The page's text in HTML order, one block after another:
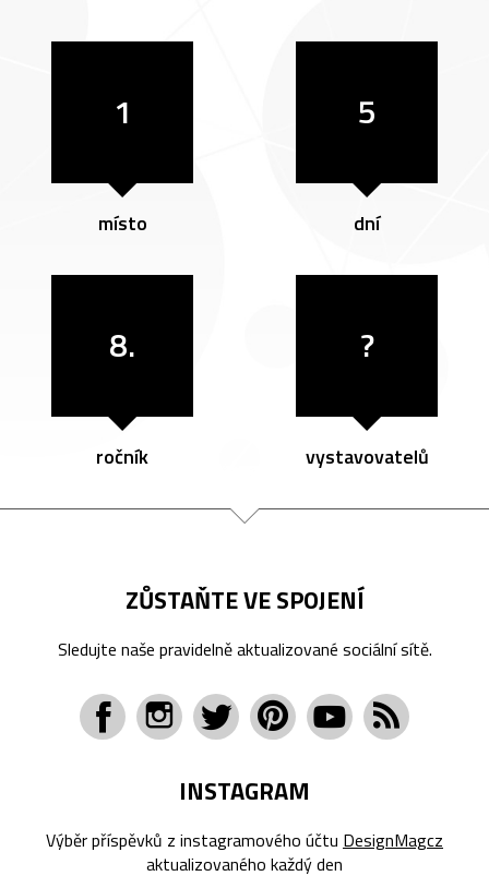
1
místo
5
dní
8.
ročník
?
vystavovatelů
ZŮSTAŇTE VE SPOJENÍ
Sledujte naše pravidelně aktualizované sociální sítě.
INSTAGRAM
Výběr příspěvků z instagramového účtu DesignMagcz
aktualizovaného každý den